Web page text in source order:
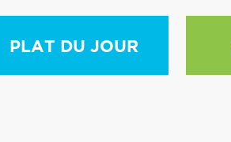
PLAT DU JOUR